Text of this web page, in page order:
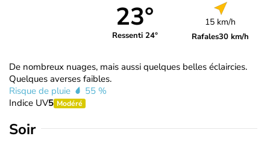
23°
Ressenti 24°
15 km/h
Rafales30 km/h
De nombreux nuages, mais aussi quelques belles éclaircies.
Quelques averses faibles.
Risque de pluie
55 %
Indice UV5 Modéré
Soir